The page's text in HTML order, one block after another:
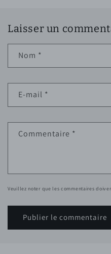
Laisser un
Nom *
E-mail *
Commentaire *
Veuillez noter que les commentaires